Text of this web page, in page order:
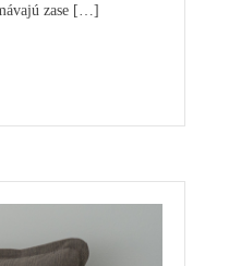
zase […]